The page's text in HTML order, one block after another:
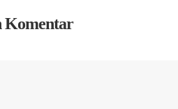
Komentar